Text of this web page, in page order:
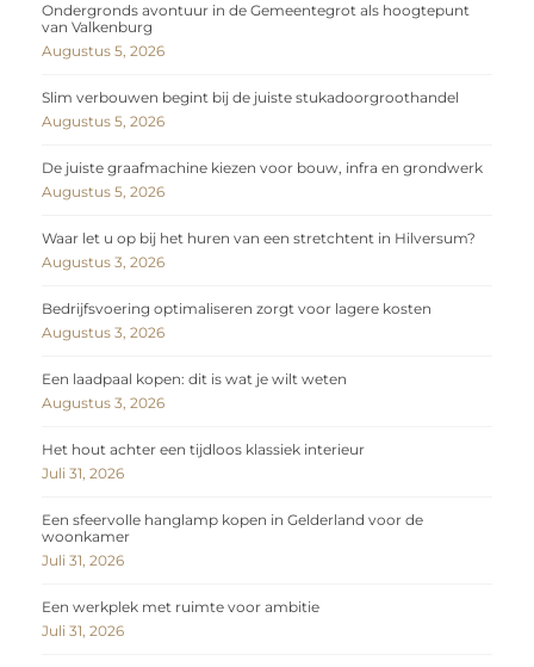
Ondergronds avontuur in de Gemeentegrot als hoogtepunt
van Valkenburg
Augustus 5, 2026
Slim verbouwen begint bij de juiste stukadoorgroothandel
Augustus 5, 2026
De juiste graafmachine kiezen voor bouw, infra en grondwerk
Augustus 5, 2026
Waar let u op bij het huren van een stretchtent in Hilversum?
Augustus 3, 2026
Bedrijfsvoering optimaliseren zorgt voor lagere kosten
Augustus 3, 2026
Een laadpaal kopen: dit is wat je wilt weten
Augustus 3, 2026
Het hout achter een tijdloos klassiek interieur
Juli 31, 2026
Een sfeervolle hanglamp kopen in Gelderland voor de
woonkamer
Juli 31, 2026
Een werkplek met ruimte voor ambitie
Juli 31, 2026